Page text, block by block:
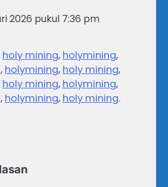
2026 pukul 7:36 pm
holy mining, holymining,
, holymining, holy mining,
holy mining, holymining,
, holymining, holy mining.